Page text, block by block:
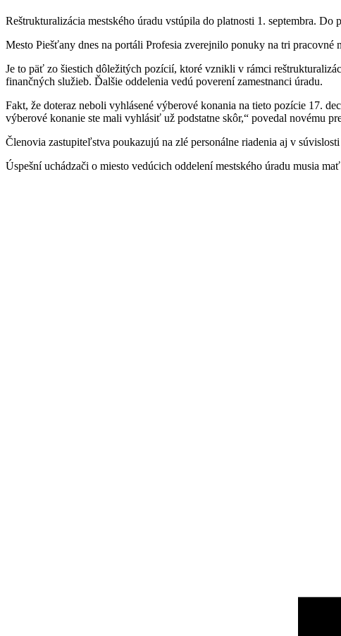
Reštrukturalizácia mestského úradu vstúpila do platnosti 1. septembra.
Mesto Piešťany dnes na portáli Profesia zverejnilo ponuky na tri
Je to päť zo šiestich dôležitých pozícií, ktoré vznikli v rámci
finančných služieb. Ďalšie oddelenia vedú poverení zamestnanci úradu.
Fakt, že doteraz neboli vyhlásené výberové konania na tieto pozície 17.
výberové konanie ste mali vyhlásiť už podstatne skôr,“ povedal novému
Členovia zastupiteľstva poukazujú na zlé personálne riadenia aj v
Úspešní uchádzači o miesto vedúcich oddelení mestského úradu musia